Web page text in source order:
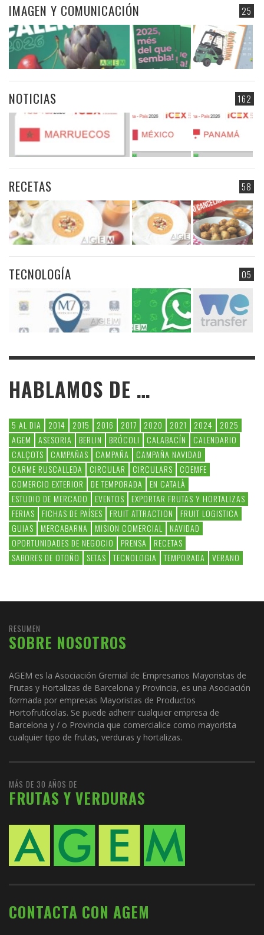
25
IMAGEN Y COMUNICACIÓN
162
NOTICIAS
58
RECETAS
05
TECNOLOGÍA
HABLAMOS DE …
5 AL DIA 2014 2015 2016 2017 2020 2021 2024
2025
AGEM
ASESORIA BERLIN BRÓCOLI CALABACÍN
CALENDARIO
CALÇOTS
CAMPAÑAS CAMPAÑA
CAMPAÑA NAVIDAD
CARME RUSCALLEDA
CIRCULAR CIRCULARS
COEMFE
COMERCIO EXTERIOR
DE TEMPORADA
EN CATALÀ
ESTUDIO DE MERCADO
EVENTOS
EXPORTAR FRUTAS Y HORTALIZAS
FERIAS
FICHAS DE PAÍSES FRUIT ATTRACTION
FRUIT LOGISTICA
GUIAS
MERCABARNA MISION COMERCIAL
NAVIDAD
OPORTUNIDADES DE NEGOCIO
PRENSA
RECETAS
SABORES DE OTOÑO
SETAS TECNOLOGIA TEMPORADA VERANO
RESUMEN
SOBRE NOSOTROS
AGEM es la Asociación Gremial de Empresarios Mayoristas de
Frutas y Hortalizas de Barcelona y Provincia, es una Asociación
formada por empresas Mayoristas de Productos
Hortofrutícolas. Se puede adherir cualquier empresa de
Barcelona y / o Provincia que comercialice como mayorista
cualquier tipo de frutas, verduras y hortalizas.
MÁS DE 30 AÑOS DE
FRUTAS Y VERDURAS
CONTACTA CON AGEM